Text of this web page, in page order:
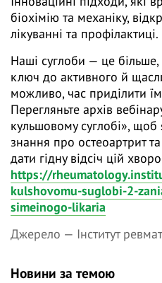
біохімію та механіку,
лікуванні та профілактиці.
Наші суглоби — це
ключ до активного й
можливо, час приділити
Перегляньте архів
кульшовому суглобі»,
знання про остеоартрит
дати гідну відсіч цій
https://
kulshovomu-suglobi-2-
simeinogo-likaria
Джерело — Інститут
Новини за темою